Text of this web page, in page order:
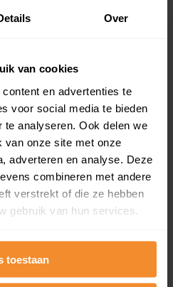
Over
van cookies
en advertenties te
voor social media te bieden
analyseren. Ook delen we
van onze site met onze
adverteren en analyse. Deze
combineren met andere
verstrekt of die ze hebben
gebruik van hun services.
toestaan
woningen (koopsom
postcodegebied. Dit
het perceel en